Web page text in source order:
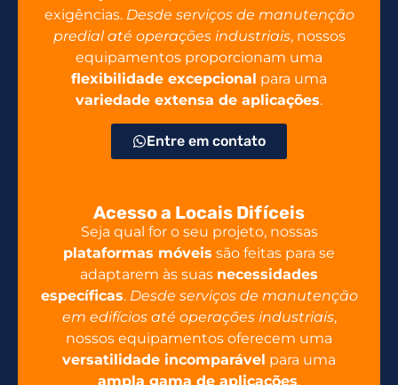
exigências. Desde serviços de manutenção
predial até operações industriais, nossos
equipamentos proporcionam uma
flexibilidade excepcional para uma
variedade extensa de aplicações.
Entre em contato
Acesso a Locais Difíceis
Seja qual for o seu projeto, nossas
plataformas móveis são feitas para se
adaptarem às suas necessidades
específicas. Desde serviços de manutenção
em edifícios até operações industriais,
nossos equipamentos oferecem uma
versatilidade incomparável para uma
ampla gama de aplicações.